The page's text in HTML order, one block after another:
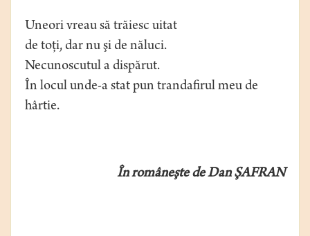
Uneori vreau să trăiesc uitat
de toţi, dar nu şi de năluci.
Necunoscutul a dispărut.
În locul unde-a stat pun trandafirul meu de
hârtie.
În româneşte de Dan ŞAFRAN